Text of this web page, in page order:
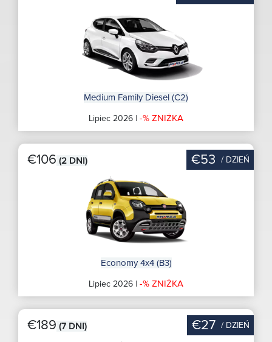
Medium Family Diesel (C2)
Lipiec 2026 | -% ZNIŻKA
€106 (2 DNI) €53 / DZIEŃ
Economy 4x4 (B3)
Lipiec 2026 | -% ZNIŻKA
€189 (7 DNI) €27 / DZIEŃ